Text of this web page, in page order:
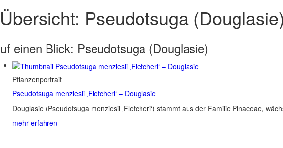
Übersicht: Pseudotsuga (Douglasie)
einen Blick: Pseudotsuga (Douglasie)
Pflanzenportrait
Pseudotsuga menziesii ‚Fletcheri‘ – Douglasie
Douglasie (Pseudotsuga menziesii ‚Fletcheri‘) stammt aus der Familie Pinaceae,
mehr erfahren